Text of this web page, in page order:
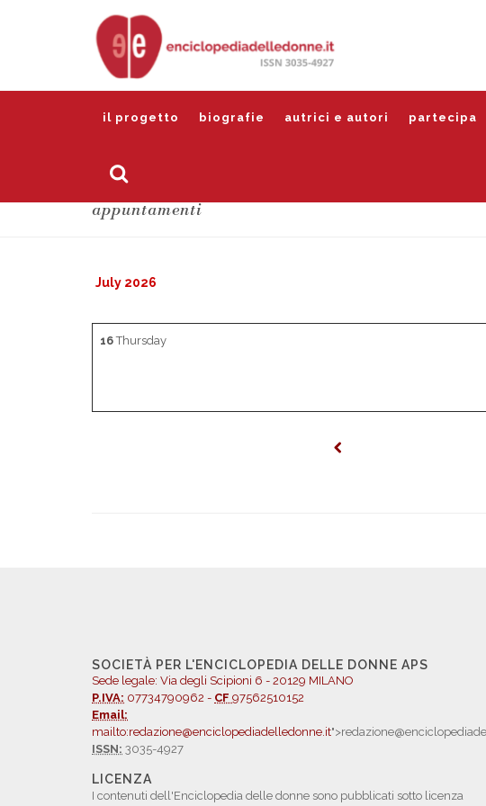
il progetto biografie autrici e autori partecipa
appuntamenti
July 2026
16Thursday
SOCIETÀ PER L'ENCICLOPEDIA DELLE DONNE APS
Sede legale: Via degli Scipioni 6 - 20129 MILANO
P.IVA: 07734790962 - CF 97562510152
Email:
mailto:redazione@enciclopediadelledonne.it
ISSN: 3035-4927
LICENZA
I contenuti dell'Enciclopedia delle donne sono pubblicati sotto licenza